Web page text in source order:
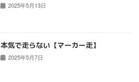
2025年5月13日
本気で走らない【マーカー走】
2025年5月7日